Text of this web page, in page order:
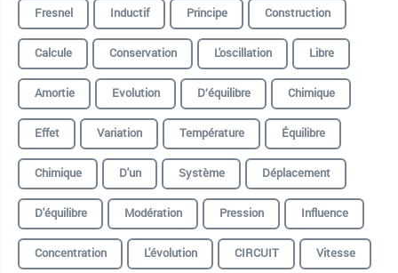
Fresnel
Inductif Principe
Construction
Calcule
Conservation L'oscillation
Libre
Amortie
Evolution D’équilibre
Chimique
Effet
Variation Température
Équilibre
Chimique
D'un Système
Déplacement
D'équilibre
Modération Pression
Influence
Concentration
L'évolution CIRCUIT
Vitesse